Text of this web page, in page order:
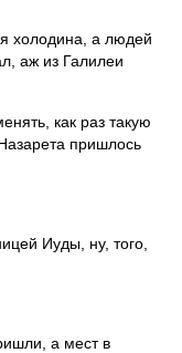
холодина, а людей
аж из Галилеи
как раз такую
пришлось
Иуды, ну, того,
а мест в